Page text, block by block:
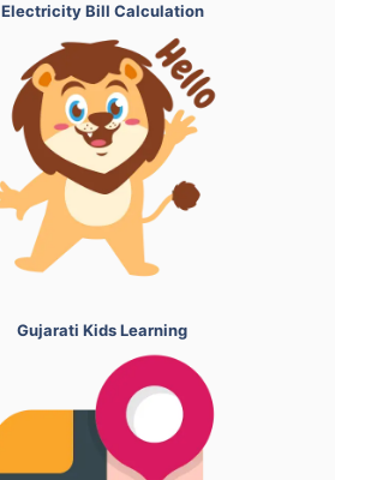
Electricity Bill Calculation
Gujarati Kids Learning